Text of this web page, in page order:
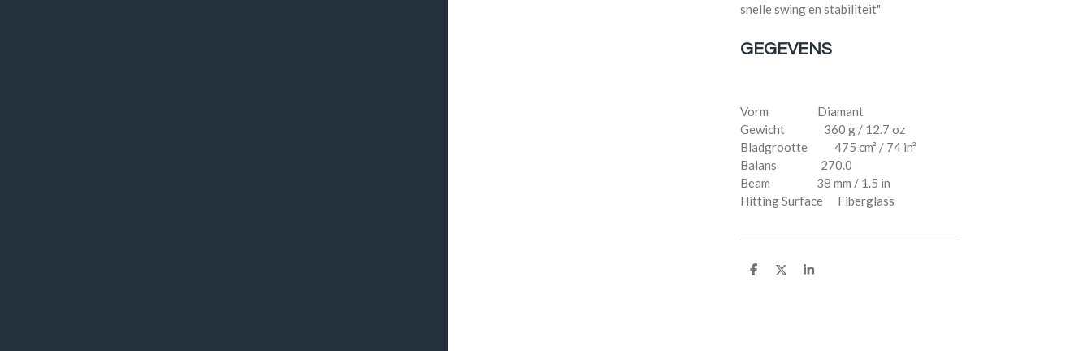
snelle swing en stabiliteit"
GEGEVENS
Vorm Diamant
Gewicht 360 g / 12.7 oz
Bladgrootte 475 cm² / 74 in²
Balans 270.0
Beam 38 mm / 1.5 in
Hitting Surface Fiberglass
D
D
S